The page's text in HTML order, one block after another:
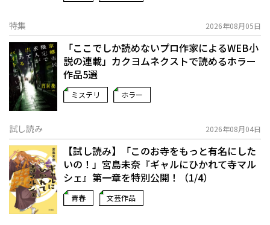
特集 2026年08月05日
「ここでしか読めないプロ作家によるWEB小
説の連載」――カクヨムネクストで読めるホラー
作品5選
ミステリ ホラー
試し読み 2026年08月04日
【試し読み】「このお寺をもっと有名にした
いの！」宮島未奈『ギャルにひかれて寺マル
シェ』第一章を特別公開！（1/4）
青春 文芸作品